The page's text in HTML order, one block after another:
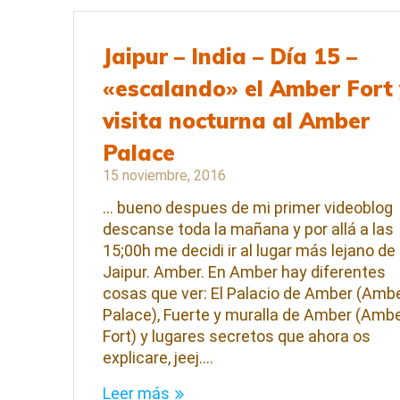
Jaipur – India – Día 15 –
«escalando» el Amber Fort
visita nocturna al Amber
Palace
15 noviembre, 2016
… bueno despues de mi primer videoblog
descanse toda la mañana y por allá a las
15;00h me decidi ir al lugar más lejano de
Jaipur. Amber. En Amber hay diferentes
cosas que ver: El Palacio de Amber
Palace), Fuerte y muralla de Amber
Fort) y lugares secretos que ahora os
explicare, jeej.…
Leer más